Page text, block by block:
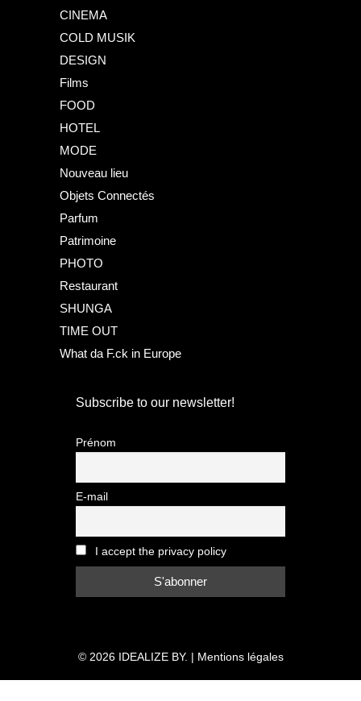
CINEMA
COLD MUSIK
DESIGN
Films
FOOD
HOTEL
MODE
Nouveau lieu
Objets Connectés
Parfum
Patrimoine
PHOTO
Restaurant
SHUNGA
TIME OUT
What da F.ck in Europe
Subscribe to our newsletter!
Prénom
E-mail
I accept the privacy policy
© 2026 IDEALIZE BY. | Mentions légales